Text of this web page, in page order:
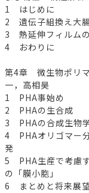
1 はじめに
2 遺伝子組換え大
3 熱延伸フィルム
4 おわりに
第4章 微生物ポリ
一，高相昊
1 PHA事始め
2 PHAの生合成
3 PHAの合成生物
4 PHAオリゴマー
発
5 PHA生産で考慮
の「膜小胞」
6 まとめと将来展